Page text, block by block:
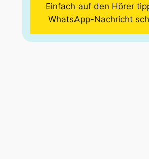
Einfach auf den Hörer
WhatsApp-Nachricht